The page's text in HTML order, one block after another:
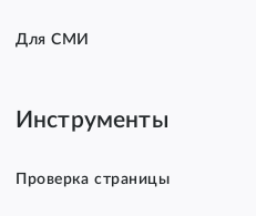
Для СМИ
Инструменты
Проверка страницы